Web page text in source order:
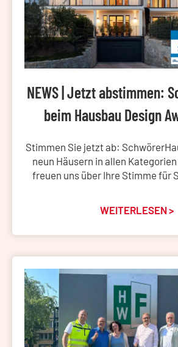
NEWS | Jetzt abstimmen:
beim Hausbau Design
Stimmen Sie jetzt ab:
neun Häusern in allen
freuen uns über Ihre Stimme für
WEITERLESEN >